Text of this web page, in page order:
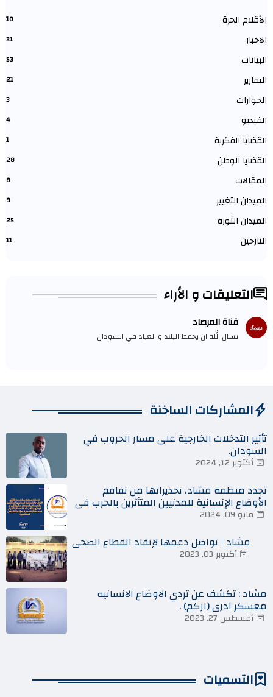
الأقلام الحرة 10
الاخبار 31
البيانات 53
التقارير 21
الحوارات 3
الفيديو 4
القضايا الفكرية 1
القضايا الوطن 28
المقالات 8
الميدان التغيير 9
الميدان الثورة 25
النازحين 11
التعليقات و الأراء
قناة المرصاد
نسال الله ان يحفظ البلاد و العباد في السودان
المشاركات الساخنة
تأثير التدخلات الخارجية على مسار الحروب في
السودان.
أكتوبر 12, 2024
تجدد منظمة مشاد، تحذيراتها من تفاقم
الأوضاع الإنسانية للمدنيين المتأثرين بالحرب في
السودان
مايو 09, 2024
مشاد | تواصل دعمها لإنقاذ القطاع الصحي
أكتوبر 03, 2023
مشاد : تكشف عن تردي الاوضاع الانسانيه
معسكر ادري (اركم) .
أغسطس 27, 2023
التسميات